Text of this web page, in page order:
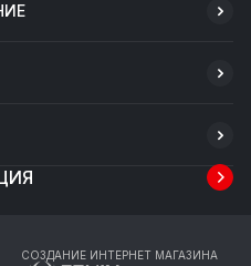
СОЗДАНИЕ ИНТЕРНЕТ МАГАЗИНА